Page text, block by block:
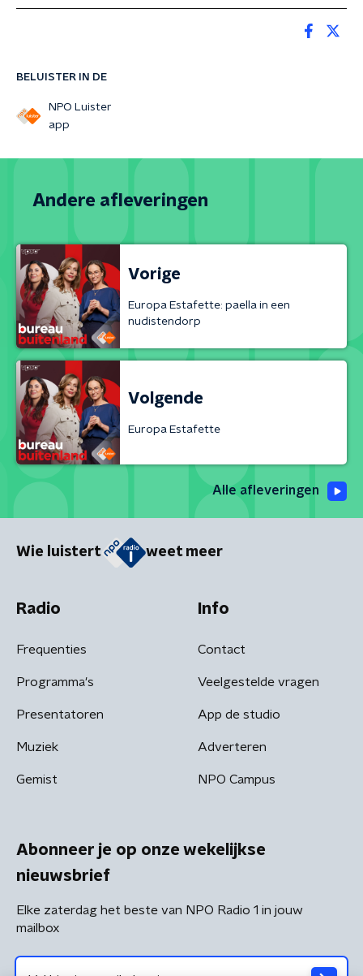
BELUISTER IN DE
NPO Luister
app
Andere afleveringen
Vorige
Europa Estafette: paella in een
nudistendorp
Volgende
Europa Estafette
Alle afleveringen
Wie luistert weet meer
Radio
Frequenties
Programma's
Presentatoren
Muziek
Gemist
Info
Contact
Veelgestelde vragen
App de studio
Adverteren
NPO Campus
Abonneer je op onze wekelijkse
nieuwsbrief
Elke zaterdag het beste van NPO Radio 1 in jouw
mailbox